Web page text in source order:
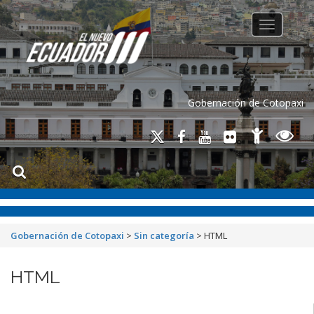
Gobernación de Cotopaxi
Toggle
Gobernación de Cotopaxi > Sin categoría > HTML
HTML